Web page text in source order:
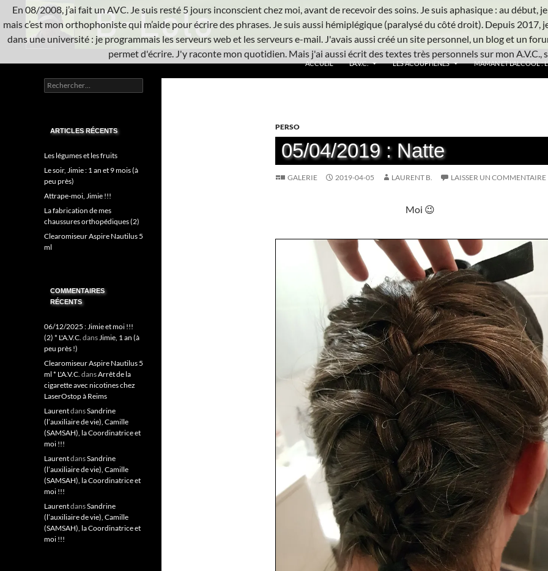
Aller
au
contenu
L'A.V.C. ACCUEIL L’A.V.C. LES ACOUPHÈNES MAMAN ET L’ALCOOL :
PERSO
05/04/2019 : Natte
GALERIE 2019-04-05 LAURENT B. LAISSER UN COMMENTAIRE
Moi 😉
Informatique système
Rechercher :
ARTICLES RÉCENTS
Les légumes et les fruits
Le soir, Jimie : 1 an et 9 mois (à
peu près)
Attrape-moi, Jimie !!!
La fabrication de mes
chaussures orthopédiques (2)
Clearomiseur Aspire Nautilus 5
ml
COMMENTAIRES
RÉCENTS
06/12/2025 : Jimie et moi !!!
(2) * L'A.V.C. dansJimie, 1 an (à
peu près !)
Clearomiseur Aspire Nautilus 5
ml * L'A.V.C. dansArrêt de la
cigarette avec nicotines chez
LaserOstop à Reims
LaurentdansSandrine
(l’auxiliaire de vie), Camille
(SAMSAH), la Coordinatrice et
moi !!!
LaurentdansSandrine
(l’auxiliaire de vie), Camille
(SAMSAH), la Coordinatrice et
moi !!!
LaurentdansSandrine
(l’auxiliaire de vie), Camille
(SAMSAH), la Coordinatrice et
moi !!!
En 08/2008, j’ai fait un AVC. Je suis resté 5 jours inconscient chez moi, avant de recevoir des soins. Je suis aphasique : au début,
mais c’est mon orthophoniste qui m’aide pour écrire des phrases. Je suis aussi hémiplégique (paralysé du côté droit). Depuis 2017,
dans une université : je programmais les serveurs web et les serveurs e-mail. J'avais aussi créé un site personnel, un blog et un
permet d'écrire. J'y raconte mon quotidien. Mais j'ai aussi écrit des textes très personnels sur mon A.V.C.,